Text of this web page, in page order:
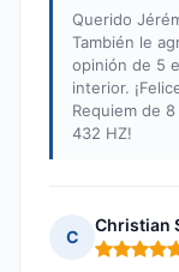
Querido
También le
opinión de 5
interior.
Requiem de
432 HZ!
C
Christian
Nota: 5 de